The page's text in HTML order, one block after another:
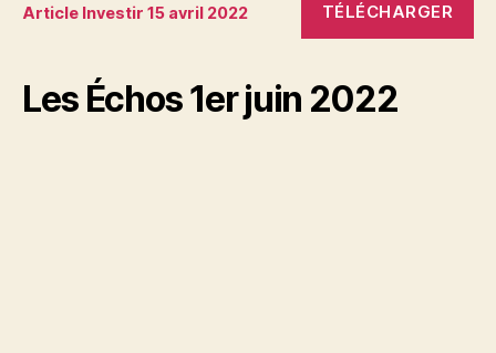
Article Investir 15 avril 2022 TÉLÉCHARGER
Les Échos 1er juin 2022